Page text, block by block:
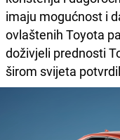
imaju mogućnost i
ovlaštenih Toyota
doživjeli prednosti
širom svijeta